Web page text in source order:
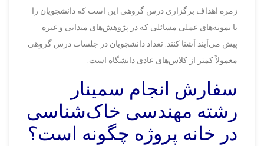
زمره اهداف برگزاری درس گروهی این است که دانشجویان را
با نمونه‌های عملی مسائلی که در پژوهش‌های میدانی و غیره
پیش می‌آیند آشنا کنند. تعداد دانشجویان در جلسات درس گروهی
معمولاً کمتر از کلاس‌های عادی دانشگاه است.
سفارش انجام سمینار
رشته مهندسی خاک‌شناسی
در خانه پروژه چگونه است؟